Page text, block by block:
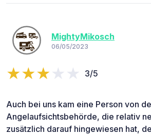
MightyMikosch
06/05/2023
3/5
Auch bei uns kam eine Person von
Angelaufsichtsbehörde, die relativ
zusätzlich darauf hingewiesen hat,